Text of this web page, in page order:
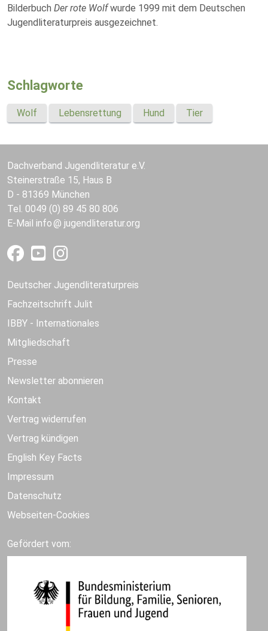
Bilderbuch Der rote Wolfwurde 1999 mit dem Deutschen
Jugendliteraturpreis ausgezeichnet.
Schlagworte
Wolf Lebensrettung Hund Tier
Dachverband Jugendliteratur e.V.
Steinerstraße 15, Haus B
D - 81369 München
Tel. 0049 (0) 89 45 80 806
E-Mail info jugendliteratur.org
Deutscher Jugendliteraturpreis
Fachzeitschrift Julit
IBBY - Internationales
Mitgliedschaft
Presse
Newsletter abonnieren
Kontakt
Vertrag widerrufen
Vertrag kündigen
English Key Facts
Impressum
Datenschutz
Webseiten-Cookies
Gefördert vom: